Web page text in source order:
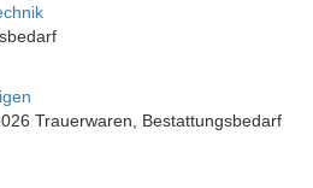
Trauerwaren, Bestattungsbedarf